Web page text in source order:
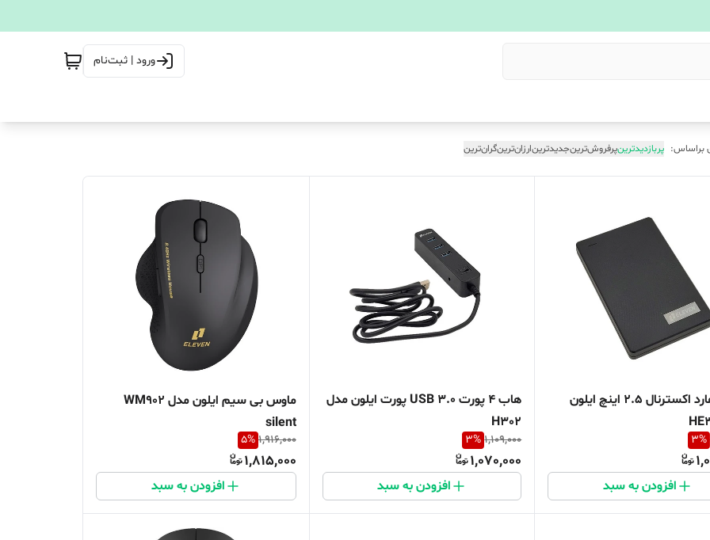
ورود | ثبت‌نام
براساس: پربازدیدترینپرفروش‌ترینجدیدترینارزان‌ترینگران‌ترین
باکس هارد اکسترنال 2.5 اینچ ایلون
3%
افزودن به سبد
هاب 4 پورت USB 3.0 پورت ایلون مدل
H302
1,109,000
3%
1,070,000
افزودن به سبد
ماوس بی سیم ایلون مدل WM902
silent
1,916,000
5%
1,815,000
افزودن به سبد